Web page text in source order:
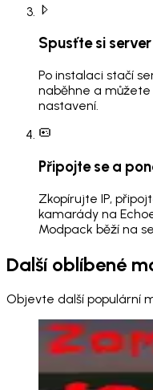
Spusťte si server
Po instalaci stačí
naběhne a
nastavení.
Připojte se a
Zkopírujte IP,
kamarády na
Modpack běží na
Další oblíbené
Objevte další populární